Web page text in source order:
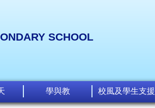
SCHOOL
學與教 校風及學生支援